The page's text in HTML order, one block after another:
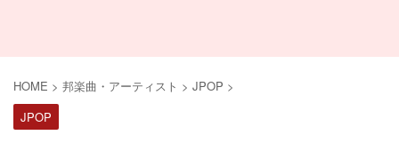
HOME > 邦楽曲・アーティスト > JPOP >
JPOP